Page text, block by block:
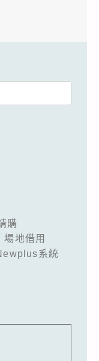
購
場地借用
系統